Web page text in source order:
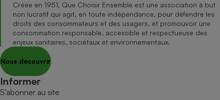
Créée en 1951, Que Choisir Ensemble est une association à but
non lucratif qui agit, en toute indépendance, pour défendre les
droits des consommateurs et des usagers, et promouvoir une
consommation responsable, accessible et respectueuse des
enjeux sanitaires, sociétaux et environnementaux.
Nous découvrir
Informer
S’abonner au site